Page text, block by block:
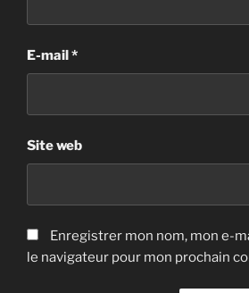
E-mail*
Site web
Enregistrer mon nom, mon e-
le navigateur pour mon prochain